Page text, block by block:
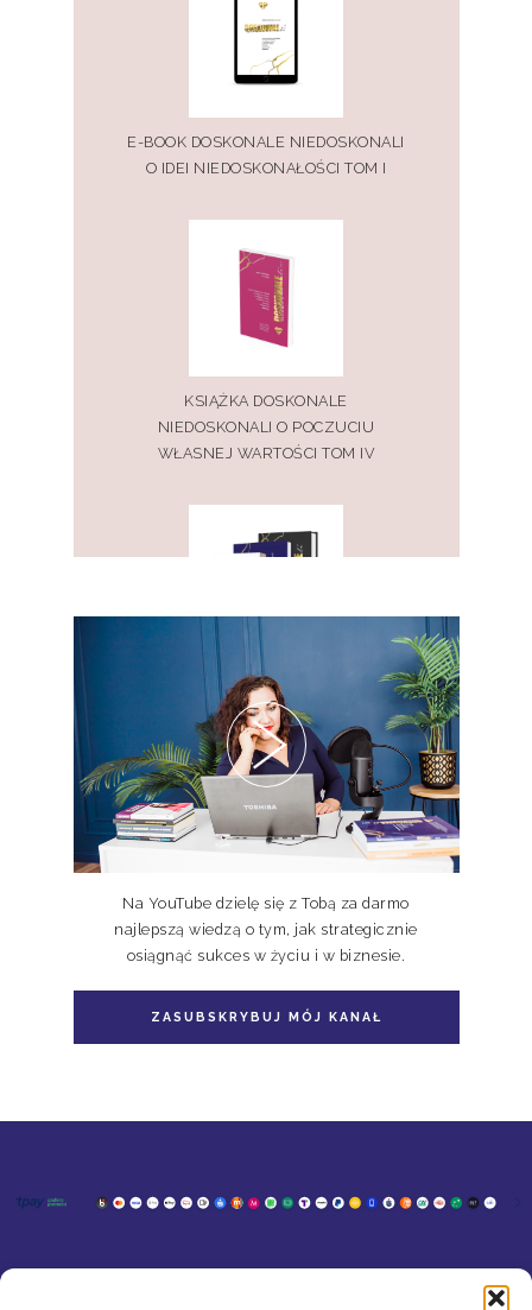
E-BOOK DOSKONALE NIEDOSKONALI
O IDEI NIEDOSKONAŁOŚCI TOM I
KSIĄŻKA DOSKONALE
NIEDOSKONALI O POCZUCIU
WŁASNEJ WARTOŚCI TOM IV
PAKIET KSIĄŻEK DOSKONALE
NIEDOSKONALI TOM I, II, III
Na YouTube dzielę się z Tobą za darmo
najlepszą wiedzą o tym, jak strategicznie
osiągnąć sukces w życiu i w biznesie.
ZASUBSKRYBUJ MÓJ KANAŁ